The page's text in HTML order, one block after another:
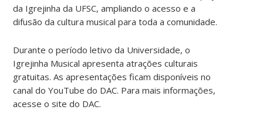
da Igrejinha da UFSC, ampliando o acesso e a
difusão da cultura musical para toda a comunidade.
Durante o período letivo da Universidade, o
Igrejinha Musical apresenta atrações culturais
gratuitas. As apresentações ficam disponíveis no
canal do YouTube do DAC. Para mais informações,
acesse o site do DAC.